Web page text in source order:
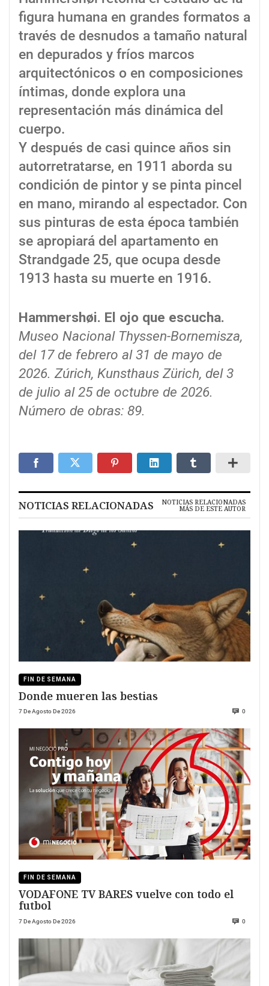
figura humana en grandes formatos a
través de desnudos a tamaño natural
en depurados y fríos marcos
arquitectónicos o en composiciones
íntimas, donde explora una
representación más dinámica del
cuerpo.
Y después de casi quince años sin
autorretratarse, en 1911 aborda su
condición de pintor y se pinta pincel
en mano, mirando al espectador. Con
sus pinturas de esta época también
se apropiará del apartamento en
Strandgade 25, que ocupa desde
1913 hasta su muerte en 1916.
Hammershøi. El ojo que escucha.
Museo Nacional Thyssen-Bornemisza,
del 17 de febrero al 31 de mayo de
2026. Zúrich, Kunsthaus Zürich, del 3
de julio al 25 de octubre de 2026.
Número de obras: 89.
NOTICIAS RELACIONADAS NOTICIAS RELACIONADAS
MÁS DE ESTE AUTOR
FIN DE SEMANA
Donde mueren las bestias
7 De Agosto De 2026 0
FIN DE SEMANA
VODAFONE TV BARES vuelve con todo el
futbol
7 De Agosto De 2026 0